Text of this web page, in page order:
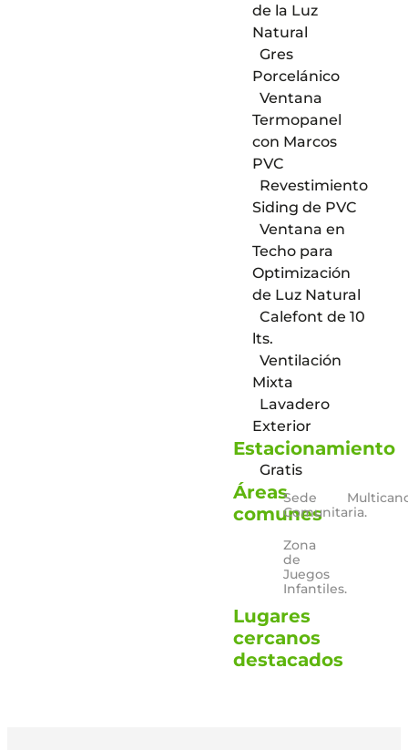
de la Luz
Natural
Gres
Porcelánico
Ventana
Termopanel
con Marcos
PVC
Revestimiento
Siding de PVC
Ventana en
Techo para
Optimización
de Luz Natural
Calefont de 10
lts.
Ventilación
Mixta
Lavadero
Exterior
Estacionamiento
Gratis
Áreas
comunes
Sede
Comunitaria.
Zona
de
Juegos
Infantiles.
Lugares
cercanos
destacados